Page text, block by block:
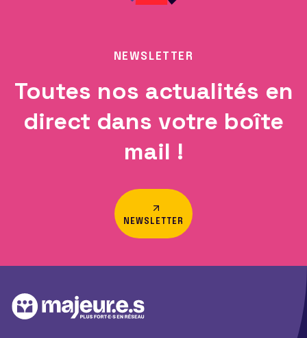
NEWSLETTER
Toutes nos actualités en
direct dans votre boîte
mail !
NEWSLETTER